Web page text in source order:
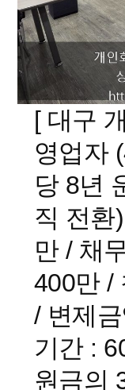
[ 대구
영업자
당 8년
직 전환
만 / 채
400만 /
/ 변제
기간 :
원금의